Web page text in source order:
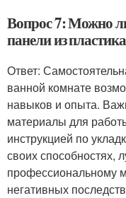
Вопрос 7: Можно
панели из
Ответ:
ванной комнате
навыков и опыта.
материалы для
инструкцией по
своих способностях,
профессиональному
негативных